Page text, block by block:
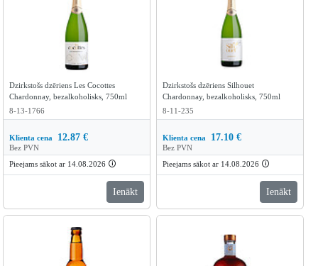
Dzirkstošs dzēriens Les Cocottes
Chardonnay, bezalkoholisks, 750ml
8-13-1766
Klienta cena 12.87 €
Bez PVN
Pieejams sākot ar 14.08.2026 🛈
Ienākt
Dzirkstošs dzēriens Silhouet
Chardonnay, bezalkoholisks, 750ml
8-11-235
Klienta cena 17.10 €
Bez PVN
Pieejams sākot ar 14.08.2026 🛈
Ienākt